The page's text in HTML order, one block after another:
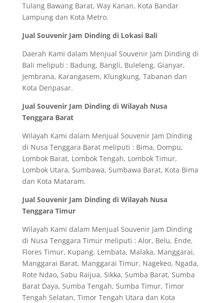
Tulang Bawang Barat, Way Kanan, Kota Bandar
Lampung dan Kota Metro.
Jual Souvenir Jam Dinding di Lokasi Bali
Daerah Kami dalam Menjual Souvenir Jam Dinding di
Bali meliputi : Badung, Bangli, Buleleng, Gianyar,
Jembrana, Karangasem, Klungkung, Tabanan dan
Kota Denpasar.
Jual Souvenir Jam Dinding di Wilayah Nusa
Tenggara Barat
Wilayah Kami dalam Menjual Souvenir Jam Dinding
di Nusa Tenggara Barat meliputi : Bima, Dompu,
Lombok Barat, Lombok Tengah, Lombok Timur,
Lombok Utara, Sumbawa, Sumbawa Barat, Kota Bima
dan Kota Mataram.
Jual Souvenir Jam Dinding di Wilayah Nusa
Tenggara Timur
Wilayah Kami dalam Menjual Souvenir Jam Dinding
di Nusa Tenggara Timur meliputi : Alor, Belu, Ende,
Flores Timur, Kupang, Lembata, Malaka, Manggarai,
Manggarai Barat, Manggarai Timur, Nagekeo, Ngada,
Rote Ndao, Sabu Raijua, Sikka, Sumba Barat, Sumba
Barat Daya, Sumba Tengah, Sumba Timur, Timor
Tengah Selatan, Timor Tengah Utara dan Kota